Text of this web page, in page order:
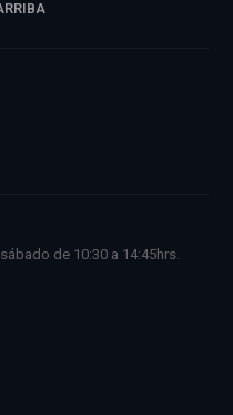
de 10:30 a 14:45hrs.